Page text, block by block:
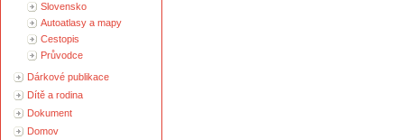
Slovensko
Autoatlasy a mapy
Cestopis
Průvodce
Dárkové publikace
Dítě a rodina
Dokument
Domov